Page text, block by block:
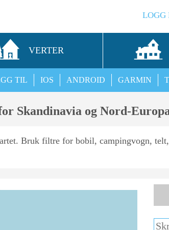
LOGG
VERTER
GARMIN
ANDROID
IOS
TIL
Skandinavia og Nord-
Bruk filtre for bobil, campingvogn,
3